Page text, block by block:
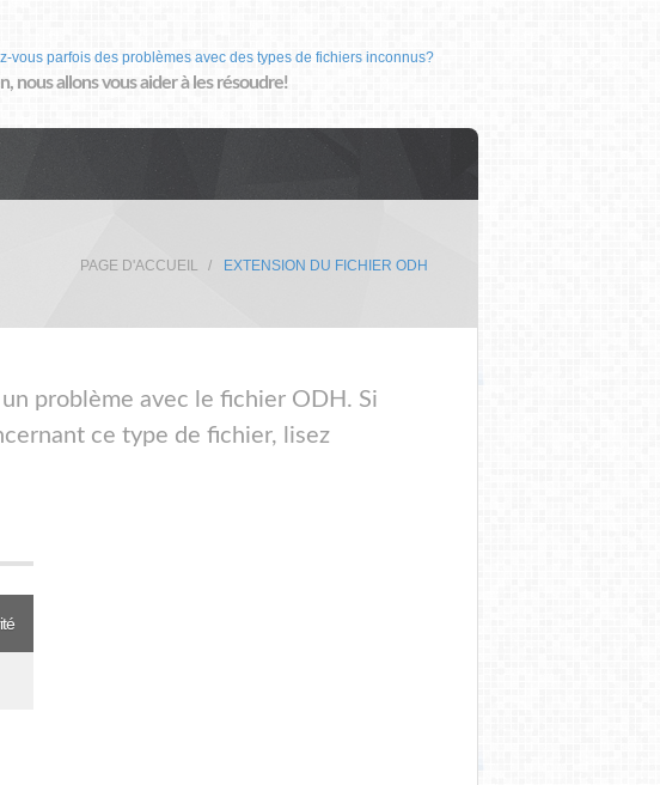
vous parfois des problèmes avec des types de fichiers inconnus?
nous allons vous aider à les résoudre!
PAGE D'ACCUEIL EXTENSION DU FICHIER ODH
problème avec le fichier ODH. Si
ce type de fichier, lisez